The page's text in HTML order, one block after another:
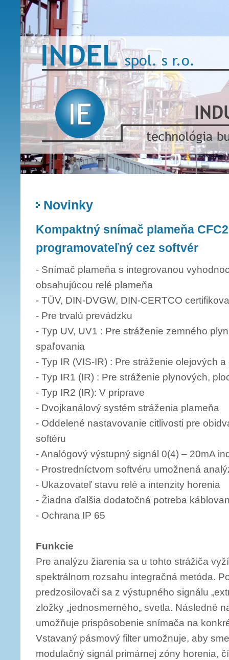
Novinky
Kompaktný snímač plameňa
programovateľný cez softvér
- Snímač plameňa s integrovanou
obsahujúcou relé plameňa
- TÜV, DIN-DVGW, DIN-CERTCO
- Pre trvalú prevádzku
- Typ UV, UV1 : Pre stráženie zemného
spaľovania
- Typ IR (VIS-IR) : Pre stráženie olejových
- Typ IR1 (IR) : Pre stráženie plynových,
- Typ IR2 (IR): V príprave
- Dvojkanálový systém stráženia plameňa
- Oddelené nastavovanie citlivosti pre
softéru
- Analógový výstupný signál 0(4) – 20mA
- Prostredníctvom softvéru umožnená
- Ukazovateľ stavu relé a intenzity horenia
- Žiadna ďalšia dodatočná potreba
- Ochrana IP 65
Funkcie
Pre analýzu žiarenia sa u tohto strážiča
spektrálnom rozsahu integračná metóda.
predzosilovači sa z výstupného signálu
zložky „jednosmerného„ svetla. Následné
umožňuje prispôsobenie snímača na
Vstavaný pásmový filter umožnuje, aby
modulačný signál primárnej zóny horenia,